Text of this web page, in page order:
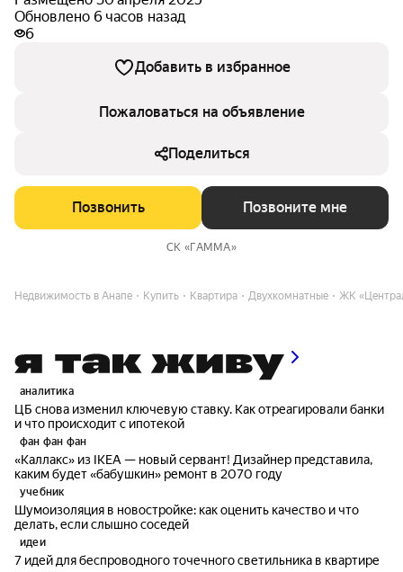
Обновлено 6 часов назад
6
Добавить в избранное
Пожаловаться на объявление
Поделиться
Позвонить Позвоните мне
СК «ГАММА»
Недвижимость в Анапе Купить Квартира Двухкомнатные ЖК
аналитика
ЦБ снова изменил ключевую ставку. Как отреагировали банки
и что происходит с ипотекой
фан фан фан
«Каллакс» из IKEA — новый сервант! Дизайнер представила,
каким будет «бабушкин» ремонт в 2070 году
учебник
Шумоизоляция в новостройке: как оценить качество и что
делать, если слышно соседей
идеи
7 идей для беспроводного точечного светильника в квартире